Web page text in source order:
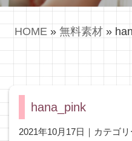
HOME » 無料素材 »
hana_pink
2021年10月17日｜カテゴリ